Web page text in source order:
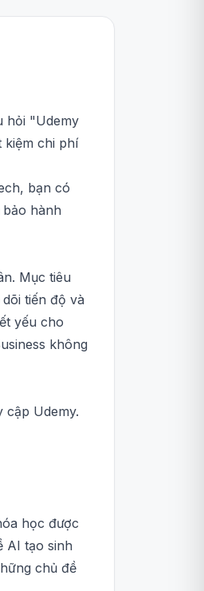
hỏi "Udemy
kiệm chi phí
bạn có
hành
Mục tiêu
tiến độ và
yếu cho
không
Udemy.
học được
AI tạo sinh
chủ đề